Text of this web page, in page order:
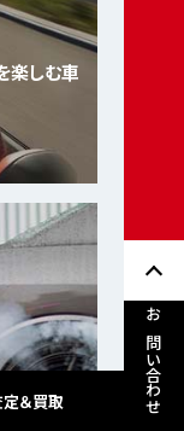
お問い合わせ
楽しむ車
定＆買取